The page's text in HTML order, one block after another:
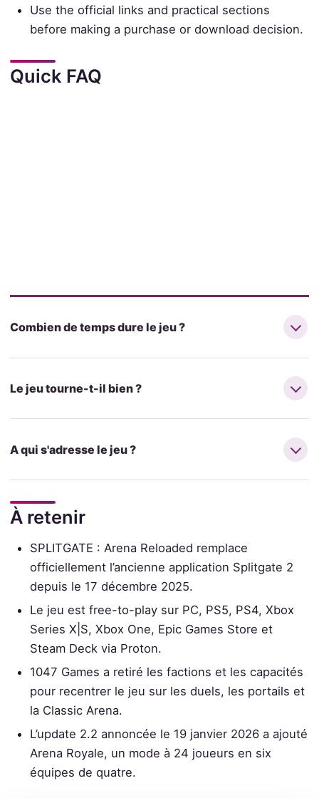
Use the official links and practical sections
before making a purchase or download decision.
Quick FAQ
Combien de temps dure le jeu ?
Le jeu tourne-t-il bien ?
A qui s'adresse le jeu ?
À retenir
SPLITGATE : Arena Reloaded remplace
officiellement l’ancienne application Splitgate 2
depuis le 17 décembre 2025.
Le jeu est free-to-play sur PC, PS5, PS4, Xbox
Series X|S, Xbox One, Epic Games Store et
Steam Deck via Proton.
1047 Games a retiré les factions et les capacités
pour recentrer le jeu sur les duels, les portails et
la Classic Arena.
L’update 2.2 annoncée le 19 janvier 2026 a ajouté
Arena Royale, un mode à 24 joueurs en six
équipes de quatre.